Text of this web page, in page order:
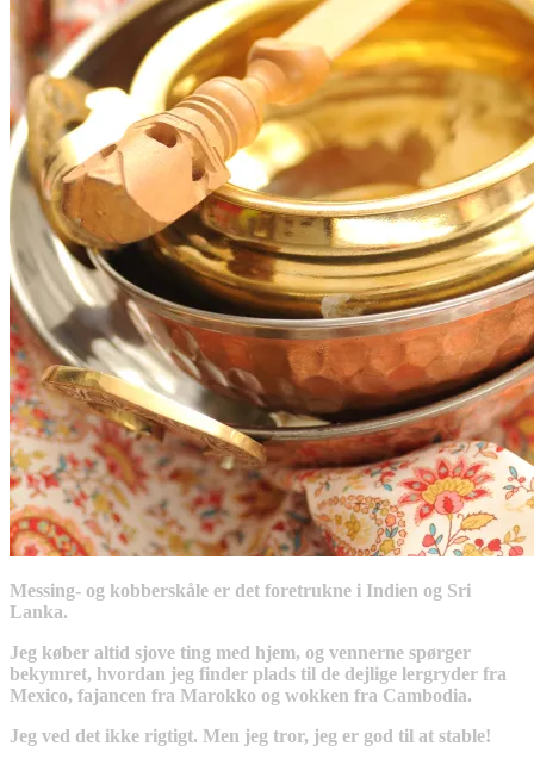
Messing- og kobberskåle er det foretrukne i Indien og Sri
Lanka.
Jeg køber altid sjove ting med hjem, og vennerne spørger
bekymret, hvordan jeg finder plads til de dejlige lergryder fra
Mexico, fajancen fra Marokko og wokken fra Cambodia.
Jeg ved det ikke rigtigt. Men jeg tror, jeg er god til at stable!